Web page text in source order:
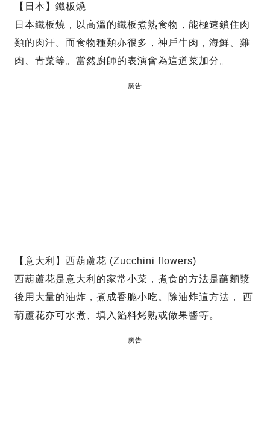
【日本】鐵板燒
日本鐵板燒，以高溫的鐵板煮熟食物，能極速鎖住肉
類的肉汗。而食物種類亦很多，神戶牛肉，海鮮、雞
肉、青菜等。當然廚師的表演會為這道菜加分。
廣告
【意大利】西葫蘆花 (Zucchini flowers)
西葫蘆花是意大利的家常小菜，煮食的方法是蘸麵漿
後用大量的油炸，煮成香脆小吃。除油炸這方法， 西
葫蘆花亦可水煮、填入餡料烤熟或做果醬等。
廣告